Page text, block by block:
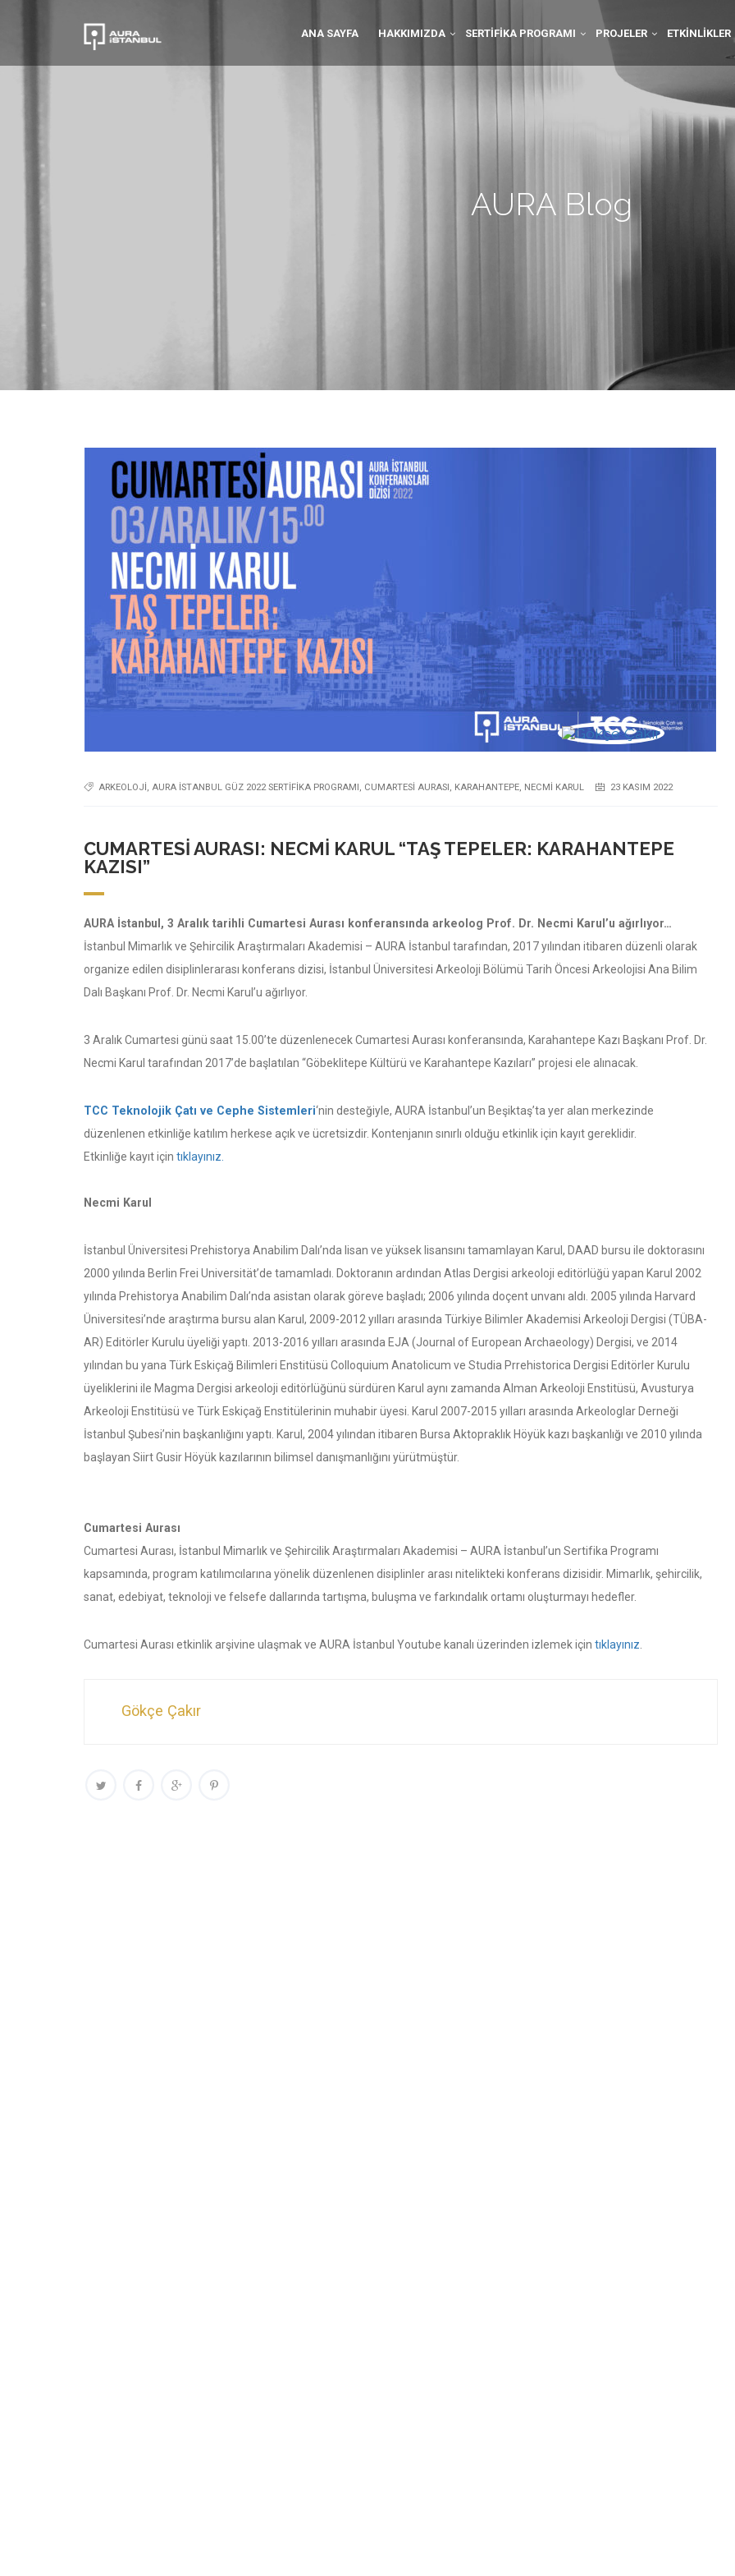
ANA SAYFA HAKKIMIZDA SERTIFIKA PROGRAMI PROJELER ETKINLIKLER
AURA Blog
ARKEOLOJI, AURA İSTANBUL GÜZ 2022 SERTIFIKA PROGRAMI, CUMARTESI AURASI, KARAHANTEPE, NECMI KARUL 23 KASIM 2022
CUMARTESI AURASI: NECMI KARUL “TAŞ TEPELER: KARAHANTEPE
KAZISI”
AURA İstanbul, 3 Aralık tarihli Cumartesi Aurası konferansında arkeolog Prof. Dr. Necmi Karul’u ağırlıyor…
İstanbul Mimarlık ve Şehircilik Araştırmaları Akademisi – AURA İstanbul tarafından, 2017 yılından itibaren düzenli olarak
organize edilen disiplinlerarası konferans dizisi, İstanbul Üniversitesi Arkeoloji Bölümü Tarih Öncesi Arkeolojisi Ana Bilim
Dalı Başkanı Prof. Dr. Necmi Karul’u ağırlıyor.
3 Aralık Cumartesi günü saat 15.00’te düzenlenecek Cumartesi Aurası konferansında, Karahantepe Kazı Başkanı Prof. Dr.
Necmi Karul tarafından 2017’de başlatılan “Göbeklitepe Kültürü ve Karahantepe Kazıları” projesi ele alınacak.
TCC Teknolojik Çatı ve Cephe Sistemleri‘nin desteğiyle, AURA İstanbul’un Beşiktaş’ta yer alan merkezinde
düzenlenen etkinliğe katılım herkese açık ve ücretsizdir. Kontenjanın sınırlı olduğu etkinlik için kayıt gereklidir.
Etkinliğe kayıt için tıklayınız.
Necmi Karul
İstanbul Üniversitesi Prehistorya Anabilim Dalı’nda lisan ve yüksek lisansını tamamlayan Karul, DAAD bursu ile doktorasını
2000 yılında Berlin Frei Universität’de tamamladı. Doktoranın ardından Atlas Dergisi arkeoloji editörlüğü yapan Karul 2002
yılında Prehistorya Anabilim Dalı’nda asistan olarak göreve başladı; 2006 yılında doçent unvanı aldı. 2005 yılında Harvard
Üniversitesi’nde araştırma bursu alan Karul, 2009-2012 yılları arasında Türkiye Bilimler Akademisi Arkeoloji Dergisi (TÜBA-
AR) Editörler Kurulu üyeliği yaptı. 2013-2016 yılları arasında EJA (Journal of European Archaeology) Dergisi, ve 2014
yılından bu yana Türk Eskiçağ Bilimleri Enstitüsü Colloquium Anatolicum ve Studia Prrehistorica Dergisi Editörler Kurulu
üyeliklerini ile Magma Dergisi arkeoloji editörlüğünü sürdüren Karul aynı zamanda Alman Arkeoloji Enstitüsü, Avusturya
Arkeoloji Enstitüsü ve Türk Eskiçağ Enstitülerinin muhabir üyesi. Karul 2007-2015 yılları arasında Arkeologlar Derneği
İstanbul Şubesi’nin başkanlığını yaptı. Karul, 2004 yılından itibaren Bursa Aktopraklık Höyük kazı başkanlığı ve 2010 yılında
başlayan Siirt Gusir Höyük kazılarının bilimsel danışmanlığını yürütmüştür.
Cumartesi Aurası
Cumartesi Aurası, İstanbul Mimarlık ve Şehircilik Araştırmaları Akademisi – AURA İstanbul’un Sertifika Programı
kapsamında, program katılımcılarına yönelik düzenlenen disiplinler arası nitelikteki konferans dizisidir. Mimarlık, şehircilik,
sanat, edebiyat, teknoloji ve felsefe dallarında tartışma, buluşma ve farkındalık ortamı oluşturmayı hedefler.
Cumartesi Aurası etkinlik arşivine ulaşmak ve AURA İstanbul Youtube kanalı üzerinden izlemek için tıklayınız
Gökçe Çakır